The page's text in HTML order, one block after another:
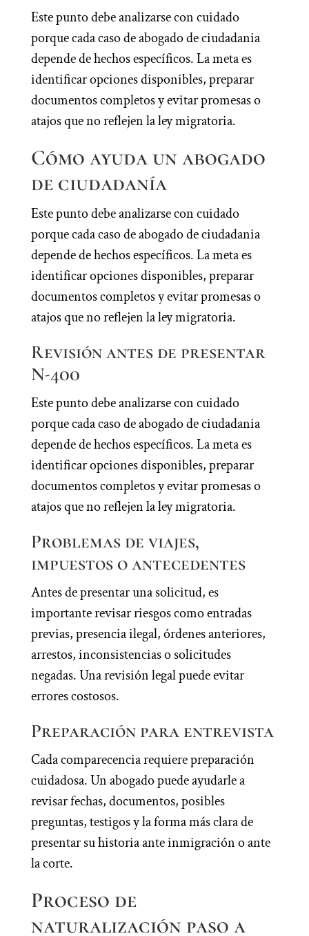
Este punto debe analizarse con cuidado
porque cada caso de abogado de ciudadania
depende de hechos específicos. La meta es
identificar opciones disponibles, preparar
documentos completos y evitar promesas o
atajos que no reflejen la ley migratoria.
Cómo ayuda un abogado
de ciudadanía
Este punto debe analizarse con cuidado
porque cada caso de abogado de ciudadania
depende de hechos específicos. La meta es
identificar opciones disponibles, preparar
documentos completos y evitar promesas o
atajos que no reflejen la ley migratoria.
Revisión antes de presentar
N-400
Este punto debe analizarse con cuidado
porque cada caso de abogado de ciudadania
depende de hechos específicos. La meta es
identificar opciones disponibles, preparar
documentos completos y evitar promesas o
atajos que no reflejen la ley migratoria.
Problemas de viajes,
impuestos o antecedentes
Antes de presentar una solicitud, es
importante revisar riesgos como entradas
previas, presencia ilegal, órdenes anteriores,
arrestos, inconsistencias o solicitudes
negadas. Una revisión legal puede evitar
errores costosos.
Preparación para entrevista
Cada comparecencia requiere preparación
cuidadosa. Un abogado puede ayudarle a
revisar fechas, documentos, posibles
preguntas, testigos y la forma más clara de
presentar su historia ante inmigración o ante
la corte.
Proceso de
naturalización paso a